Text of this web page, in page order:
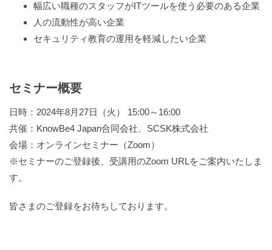
幅広い職種のスタッフがITツールを使う必要のある企業
人の流動性が高い企業
セキュリティ教育の運用を軽減したい企業
セミナー概要
日時：2024年8月27日（火） 15:00～16:00
共催：KnowBe4 Japan合同会社、SCSK株式会社
会場：オンラインセミナー（Zoom）
※セミナーのご登録後、受講用のZoom URLをご案内いたしま
す。
皆さまのご登録をお待ちしております。